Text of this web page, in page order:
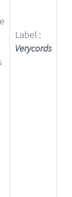
Label :
Verycords